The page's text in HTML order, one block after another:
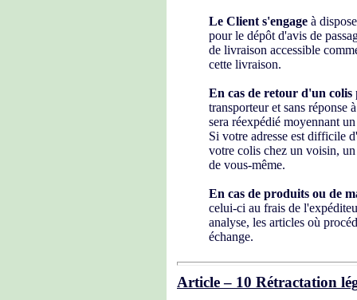
Le Client s'engage à
pour le dépôt d'avis de
de livraison accessible
cette livraison.
En cas de retour d'un colis
transporteur et sans réponse
sera réexpédié moyennant
Si votre adresse est difficile
votre colis chez un voisin,
de vous-même.
En cas de produits ou de
celui-ci au frais de
analyse, les articles où
échange.
Article – 10 Rétractation